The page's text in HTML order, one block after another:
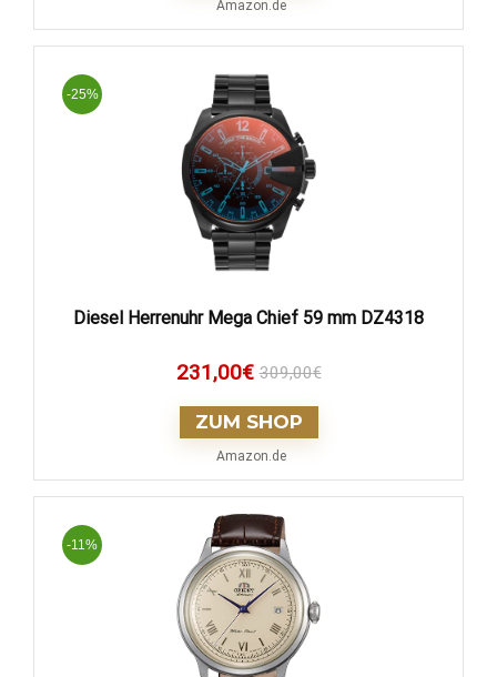
Amazon.de
-25%
Diesel Herrenuhr Mega Chief 59 mm DZ4318
231,00€ 309,00€
ZUM SHOP
Amazon.de
-11%